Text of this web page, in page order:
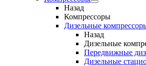
Назад
Компрессоры
Дизельные
Назад
Дизельные
Передвижные
Дизельные